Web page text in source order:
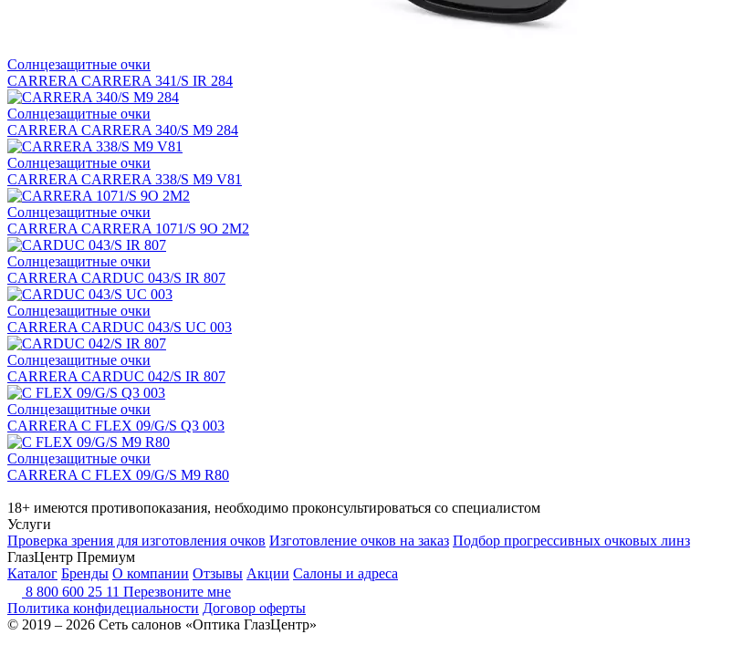
Солнцезащитные очки
CARRERA CARRERA 341/S IR 284
Солнцезащитные очки
CARRERA CARRERA 340/S M9 284
Солнцезащитные очки
CARRERA CARRERA 338/S M9 V81
Солнцезащитные очки
CARRERA CARRERA 1071/S 9O 2M2
Солнцезащитные очки
CARRERA CARDUC 043/S IR 807
Солнцезащитные очки
CARRERA CARDUC 043/S UC 003
Солнцезащитные очки
CARRERA CARDUC 042/S IR 807
Солнцезащитные очки
CARRERA C FLEX 09/G/S Q3 003
Солнцезащитные очки
CARRERA C FLEX 09/G/S M9 R80
18+ имеются противопоказания, необходимо проконсультироваться со специалистом
Услуги
Проверка зрения для изготовления очков Изготовление очков на заказ Подбор прогрессивных очковых линз
ГлазЦентр Премиум
Каталог Бренды О компании Отзывы Акции Салоны и адреса
8 800 600 25 11 Перезвоните мне
Политика конфидециальности Договор оферты
© 2019 – 2026 Сеть салонов «Оптика ГлазЦентр»